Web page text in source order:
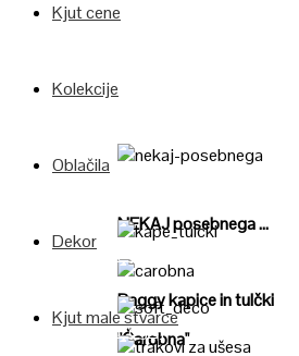
Kjut cene
Kolekcije
NEKAJ posebnega ...
Poglej
"Čarobna"
Oblačila
Poglej
Baggy kapice in tulčki
Dekor
Poglej
Kjut male stvarce